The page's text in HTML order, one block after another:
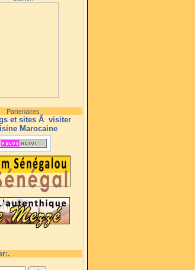
Partenaires
et sites Ã visiter
Marocaine